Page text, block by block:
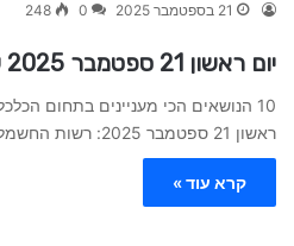
21 בספטמבר 2025 0
248
יום ראשון 21 ספטמבר 2025 עדכון פיננסי
10 הנושאים הכי מעניינים בתחום
ראשון 21 ספטמבר 2025: רשות החשמל מפרסמת את דו"ח משק…
קרא עוד »